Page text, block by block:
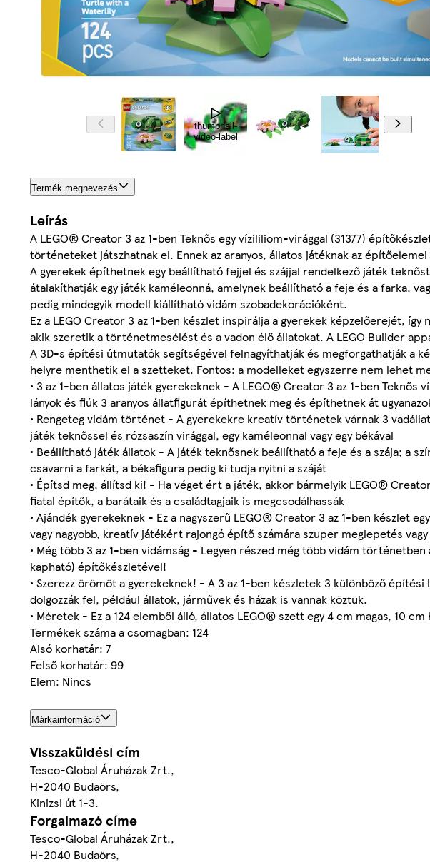
thumbnail-
video-label
Termék megnevezés
Leírás
A LEGO® Creator 3 az 1-ben Teknős egy vízililiom-virággal (31377)
történeteket játszhatnak el. Ennek az aranyos, állatos játéknak az
A gyerekek építhetnek egy beállítható fejjel és szájjal rendelkező játék
átalakíthatják egy játék kaméleonná, amelynek beállítható a feje és a farka,
pedig mindegyik modell kiállítható vidám szobadekorációként.
Ez a LEGO Creator 3 az 1-ben készlet inspirálja a gyerekek képzelőerejét,
akik szeretik a történetmesélést és a vadon élő állatokat. A LEGO Builder
A 3D-s építési útmutatók segítségével felnagyíthatják és megforgathatják a
helyre menthetik el a szetteket. Fontos: a modelleket egyszerre nem lehet
• 3 az 1-ben állatos játék gyerekeknek - A LEGO® Creator 3 az 1-ben Teknős
lányok és fiúk 3 aranyos állatfigurát építhetnek meg és építhetnek át
• Rengeteg vidám történet - A gyerekekre kreatív történetek várnak 3
játék teknőssel és rózsaszín virággal, egy kaméleonnal vagy egy békával
• Beállítható játék állatok - A játék teknősnek beállítható a feje és a szája; a
csavarni a farkát, a békafigura pedig ki tudja nyitni a száját
• Építsd meg, állítsd ki! - Ha véget ért a játék, akkor bármelyik LEGO®
fiatal építők, a barátaik és a családtagjaik is megcsodálhassák
• Ajándék gyerekeknek - Ez a nagyszerű LEGO® Creator 3 az 1-ben készlet
vagy nagyobb, kreatív játékért rajongó építő számára szuper meglepetés
• Még több 3 az 1-ben vidámság - Legyen részed még több vidám
kapható) építőkészletével!
• Szerezz örömöt a gyerekeknek! - A 3 az 1-ben készletek 3 különböző
dolgozzák fel, például állatok, járművek és házak is vannak köztük.
• Méretek - Ez a 124 elemből álló, állatos LEGO® szett egy 4 cm magas, 10
Termékek száma a csomagban: 124
Alsó korhatár: 7
Felső korhatár: 99
Elem: Nincs
Márkainformáció
Visszaküldési cím
Tesco-Global Áruházak Zrt.,
H-2040 Budaörs,
Kinizsi út 1-3.
Forgalmazó címe
Tesco-Global Áruházak Zrt.,
H-2040 Budaörs,